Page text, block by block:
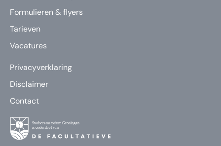
Formulieren & flyers
Tarieven
Vacatures
Privacyverklaring
Disclaimer
Contact